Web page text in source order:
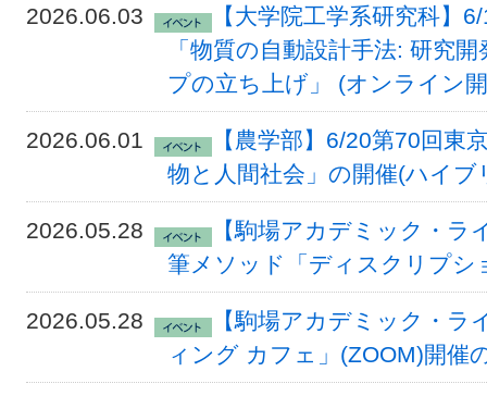
2026.06.03
【大学院工学系研究科】
「物質の自動設計手法: 研究
プの立ち上げ」 (オンライン
2026.06.01
【農学部】6/20第70回東
物と人間社会」の開催(ハイブ
2026.05.28
【駒場アカデミック・
筆メソッド「ディスクリプシ
2026.05.28
【駒場アカデミック・
ィング カフェ」(ZOOM)開催